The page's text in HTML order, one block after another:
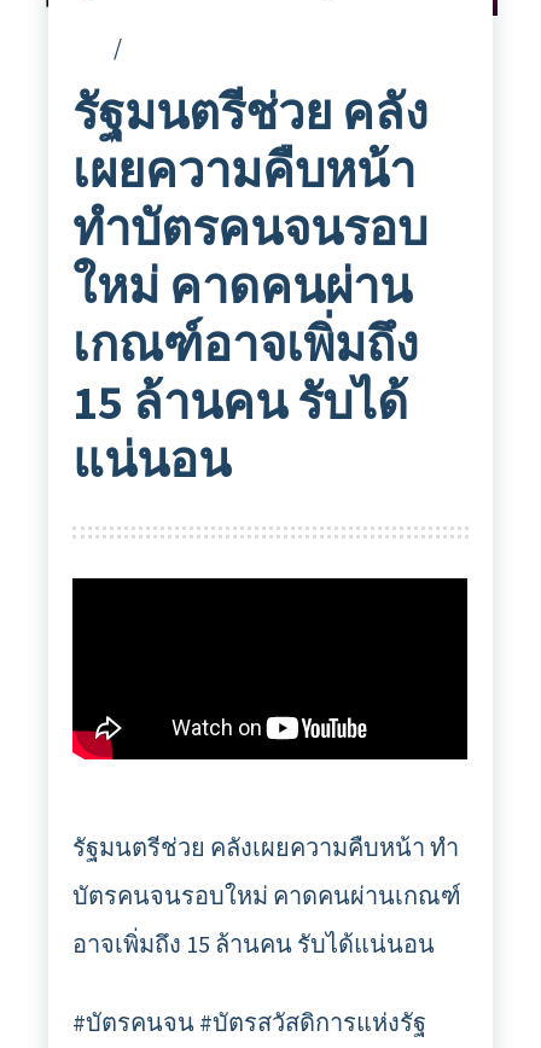
รัฐมนตรีช่วย คลัง
เผยความคืบหน้า
ทำบัตรคนจนรอบ
ใหม่ คาดคนผ่าน
เกณฑ์อาจเพิ่มถึง
15 ล้านคน รับได้
แน่นอน
รัฐมนตรีช่วย คลังเผยความคืบหน้า ทำ
บัตรคนจนรอบใหม่ คาดคนผ่านเกณฑ์
อาจเพิ่มถึง 15 ล้านคน รับได้แน่นอน
#บัตรคนจน #บัตรสวัสดิการแห่งรัฐ